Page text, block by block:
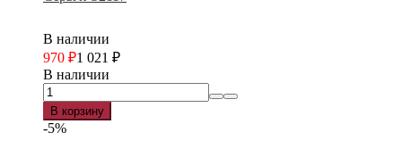
В наличии
970 ₽1 021 ₽
В наличии
В корзину
-5%